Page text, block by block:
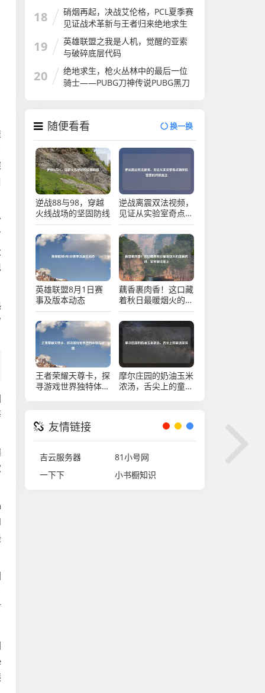
18
硝烟再起，决战艾伦格，PCL夏季赛
见证战术革新与王者归来绝地求生
夏季赛
19
英雄联盟之我是人机，觉醒的亚索
与破碎底层代码
20
绝地求生，枪火丛林中的最后一位
骑士——PUBG刀神传说PUBG黑刀
随便看看 换一换
逆战88与98，穿越
火线战场的坚固防线
逆战离震双法视频，
见证从实验室奇点到
战场雷霆的终极蜕变
英雄联盟8月1日赛
事及版本动态
藕香裹肉香！这口藏
着秋日最暖烟火的莲
藕肉饼，家常做法奉
上
王者荣耀天尊卡，探
寻游戏世界独特体验
摩尔庄园的奶油玉米
浓汤，舌尖上的童话
友情链接
吉云服务器
81小号网
一下下
小书橱知识